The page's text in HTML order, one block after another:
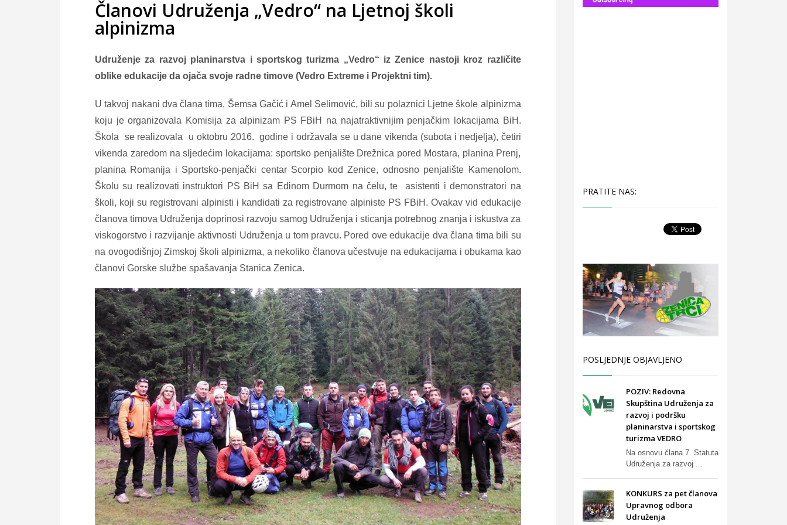
Članovi Udruženja „Vedro“ na Ljetnoj školi
alpinizma
Udruženje za razvoj planinarstva i sportskog turizma „Vedro“ iz Zenice nastoji kroz različite
oblike edukacije da ojača svoje radne timove (Vedro Extreme i Projektni tim).
U takvoj nakani dva člana tima, Šemsa Gačić i Amel Selimović, bili su polaznici Ljetne škole alpinizma
koju je organizovala Komisija za alpinizam PS FBiH na najatraktivnijim penjačkim lokacijama BiH.
Škola se realizovala u oktobru 2016. godine i održavala se u dane vikenda (subota i nedjelja), četiri
vikenda zaredom na sljedećim lokacijama: sportsko penjalište Drežnica pored Mostara, planina Prenj,
planina Romanija i Sportsko-penjački centar Scorpio kod Zenice, odnosno penjalište Kamenolom.
Školu su realizovati instruktori PS BiH sa Edinom Durmom na čelu, te asistenti i demonstratori na
školi, koji su registrovani alpinisti i kandidati za registrovane alpiniste PS FBiH. Ovakav vid edukacije
članova timova Udruženja doprinosi razvoju samog Udruženja i sticanja potrebnog znanja i iskustva za
viskogorstvo i razvijanje aktivnosti Udruženja u tom pravcu. Pored ove edukacije dva člana tima bili su
na ovogodišnjoj Zimskoj školi alpinizma, a nekoliko članova učestvuje na edukacijama i obukama kao
članovi Gorske službe spašavanja Stanica Zenica.
PRATITE NAS:
POSLJEDNJE OBJAVLJENO
POZIV: Redovna
Skupština Udruženja za
razvoj i podršku
planinarstva i sportskog
turizma VEDRO
Na osnovu člana 7. Statuta
Udruženja za razvoj ...
KONKURS za pet članova
Upravnog odbora
Udruženja